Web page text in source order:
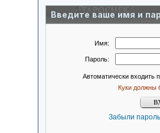
Введите ваше имя и
Имя:
Пароль:
Автоматически входить
Куки должны
Забыли